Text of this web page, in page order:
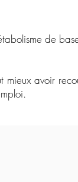
de base
mieux avoir